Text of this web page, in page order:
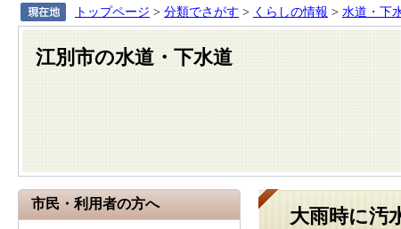
トップページ > 分類でさがす > くらしの情報 > 水道・下
江別市の水道・下水道
市民・利用者の方へ
大雨時に汚